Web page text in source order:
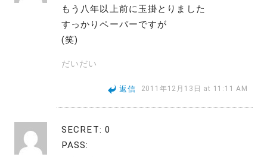
もう八年以上前に玉掛とりました
すっかりペーパーですが
(笑)
だいだい
返信 2011年12月13日 at 11:11 AM
SECRET: 0
PASS: